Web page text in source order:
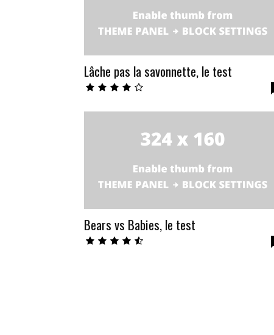
Lâche pas la savonnette, le test
Bears vs Babies, le test